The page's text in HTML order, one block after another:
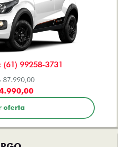
(61) 99258-3731
87.990,00
oferta